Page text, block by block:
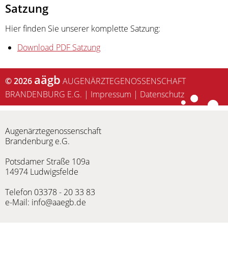
Satzung
Hier finden Sie unserer komplette Satzung:
Download PDF Satzung
© 2026 aägb AUGENÄRZTEGENOSSENSCHAFT
BRANDENBURG E.G. | Impressum | Datenschutz
Augenärztegenossenschaft
Brandenburg e.G.
Potsdamer Straße 109a
14974 Ludwigsfelde
Telefon 03378 - 20 33 83
e-Mail: info@aaegb.de